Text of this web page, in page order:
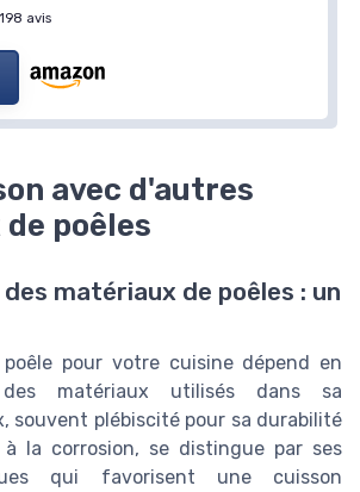
198 avis
avec d'autres
poêles
matériaux de poêles : un
pour votre cuisine dépend en
matériaux utilisés dans sa
souvent plébiscité pour sa durabilité
la corrosion, se distingue par ses
qui favorisent une cuisson